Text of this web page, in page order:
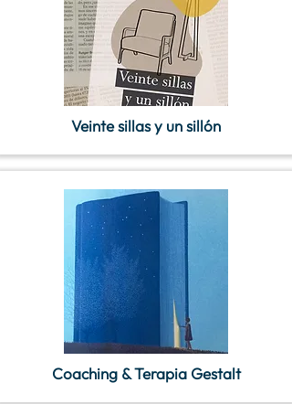
Veinte sillas y un sillón
Coaching & Terapia Gestalt